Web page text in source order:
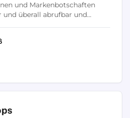
und Markenbotschaften
überall abrufbar und
und Kunden. Es...